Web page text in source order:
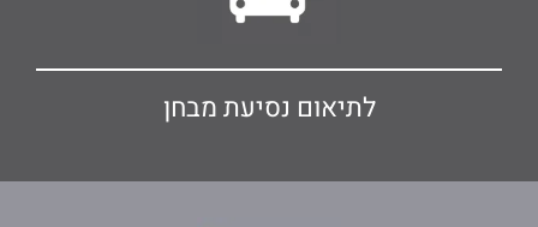
לתיאום נסיעת מבחן